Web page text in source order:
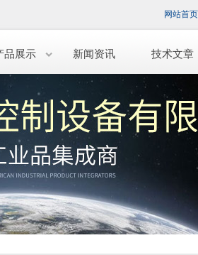
网站首页
品展示 新闻资讯 技术文章